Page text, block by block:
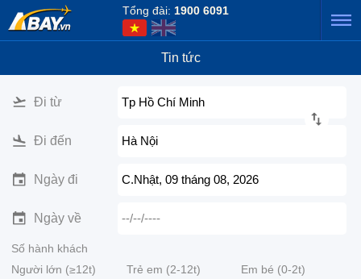
Tổng đài: 1900 6091
Tin tức
Đi từ Tp Hồ Chí Minh
Đi đến Hà Nội
Ngày đi C.Nhật, 09 tháng 08, 2026
Ngày về --/--/----
Số hành khách
Người lớn (≥12t)
Trẻ em (2-12t) Em bé (0-2t)